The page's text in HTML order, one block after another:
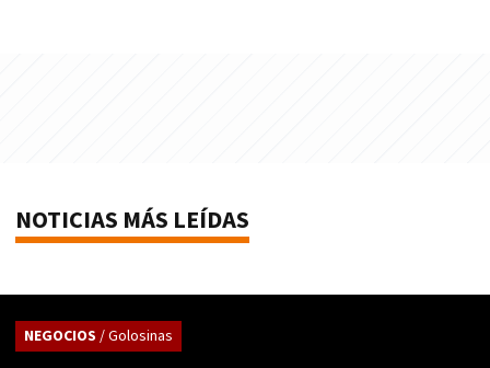
NOTICIAS MÁS LEÍDAS
NEGOCIOS / Golosinas